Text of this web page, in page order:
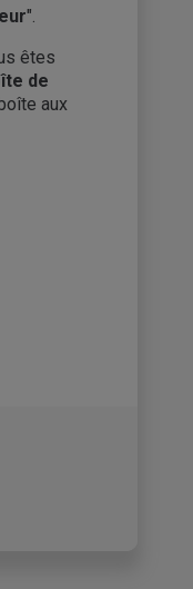
".
êtes
de
aux